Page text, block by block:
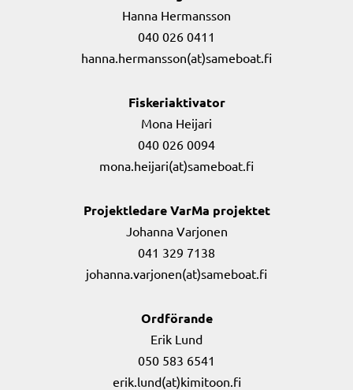
Hanna Hermansson
040 026 0411
hanna.hermansson(at)sameboat.fi
Fiskeriaktivator
Mona Heijari
040 026 0094
mona.heijari(at)sameboat.fi
Projektledare VarMa projektet
Johanna Varjonen
041 329 7138
johanna.varjonen(at)sameboat.fi
Ordförande
Erik Lund
050 583 6541
erik.lund(at)kimitoon.fi